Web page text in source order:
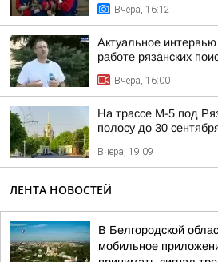
Вчера, 16:12
Актуальное
работе рязанских
Вчера, 16:00
На трассе М-5 под
полосу до 30
Вчера, 19:09
ЛЕНТА НОВОСТЕЙ
В Белгородской
мобильное